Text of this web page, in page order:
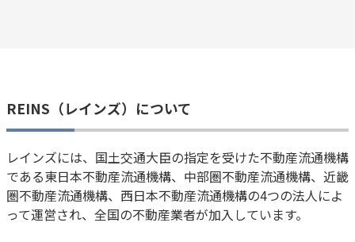
REINS（レインズ）について
レインズには、国土交通大臣の指定を受けた不動産流通機構
である東日本不動産流通機構、中部圏不動産流通機構、近畿
圏不動産流通機構、西日本不動産流通機構の4つの法人によ
って運営され、全国の不動産業者が加入しています。